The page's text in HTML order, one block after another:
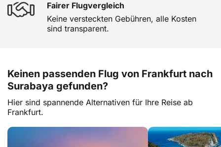
Fairer Flugvergleich
Keine versteckten Gebühren, alle Kosten
sind transparent.
Keinen passenden Flug von Frankfurt nach
Surabaya gefunden?
Hier sind spannende Alternativen für Ihre Reise ab
Frankfurt.